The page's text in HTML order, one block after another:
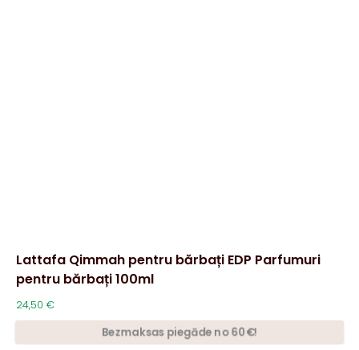
Lattafa Qimmah pentru bărbați EDP Parfumuri
pentru bărbați 100ml
24,50 €
Bezmaksas piegāde no 60€!